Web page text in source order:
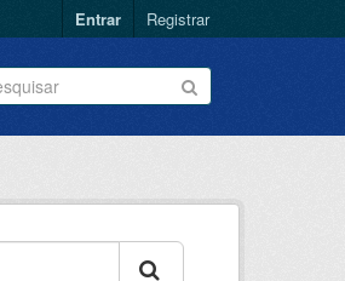
Entrar Registrar